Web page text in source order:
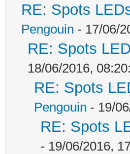
RE: Spots
Pengouin - 17/06/
RE: Spots
18/06/2016,
RE: Spots
Pengouin - 19/
RE: Spots
- 19/06/2016,